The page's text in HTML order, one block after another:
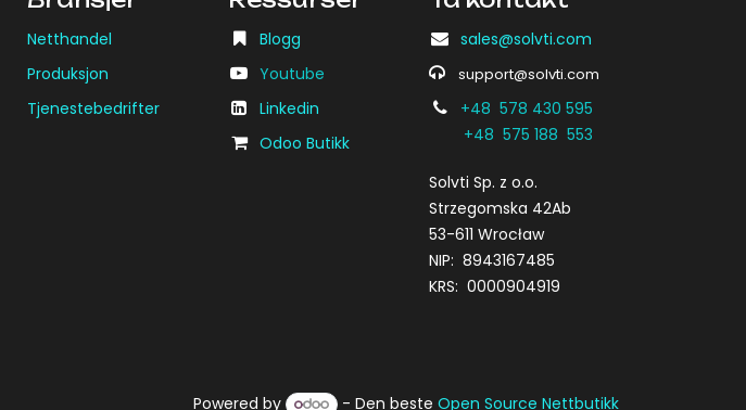
Blogg
Youtube
Linkedin
Odoo Butikk
Netthandel
Produksjon
Tjenestebedrifter
sales@solvti.com
support@solvti.com
+48 578 430 595
+48 575 188 553
Solvti Sp. z o.o.
Strzegomska 42Ab
53-611 Wrocław
NIP: 8943167485
KRS: 0000904919
Powered by - Den beste Open Source Nettbutikk